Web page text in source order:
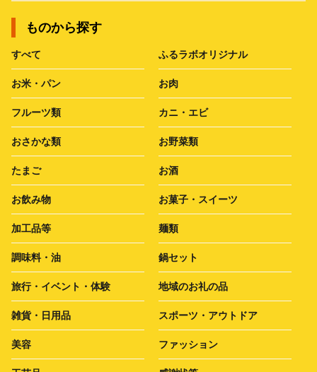
ものから探す
すべて ふるラボオリジナル
お米・パン お肉
フルーツ類 カニ・エビ
おさかな類 お野菜類
たまご お酒
お飲み物 お菓子・スイーツ
加工品等 麺類
調味料・油 鍋セット
旅行・イベント・体験 地域のお礼の品
雑貨・日用品 スポーツ・アウトドア
美容 ファッション